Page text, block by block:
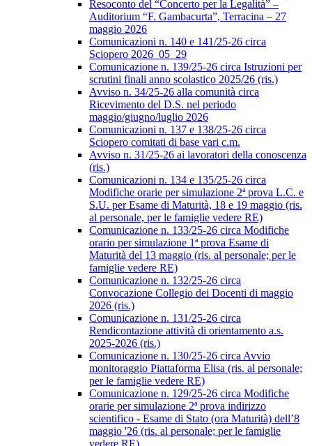
Resoconto del “Concerto per la Legalità” –
Auditorium “F. Gambacurta”, Terracina – 27
maggio 2026
Comunicazioni n. 140 e 141/25-26 circa
Sciopero 2026_05_29
Comunicazione n. 139/25-26 circa Istruzioni per
scrutini finali anno scolastico 2025/26 (ris.)
Avviso n. 34/25-26 alla comunità circa
Ricevimento del D.S. nel periodo
maggio/giugno/luglio 2026
Comunicazioni n. 137 e 138/25-26 circa
Sciopero comitati di base vari c.m.
Avviso n. 31/25-26 ai lavoratori della conoscenza
(ris.)
Comunicazioni n. 134 e 135/25-26 circa
Modifiche orarie per simulazione 2ª prova L.C. e
S.U. per Esame di Maturità, 18 e 19 maggio (ris.
al personale, per le famiglie vedere RE)
Comunicazione n. 133/25-26 circa Modifiche
orario per simulazione 1ª prova Esame di
Maturità del 13 maggio (ris. al personale; per le
famiglie vedere RE)
Comunicazione n. 132/25-26 circa
Convocazione Collegio dei Docenti di maggio
2026 (ris.)
Comunicazione n. 131/25-26 circa
Rendicontazione attività di orientamento a.s.
2025-2026 (ris.)
Comunicazione n. 130/25-26 circa Avvio
monitoraggio Piattaforma Elisa (ris. al personale;
per le famiglie vedere RE)
Comunicazione n. 129/25-26 circa Modifiche
orarie per simulazione 2ª prova indirizzo
scientifico - Esame di Stato (ora Maturità) dell’8
maggio '26 (ris. al personale; per le famiglie